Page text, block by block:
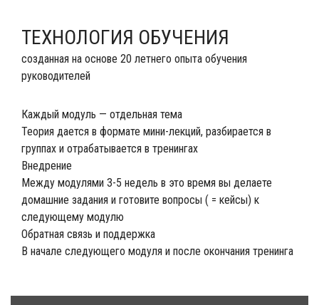
ТЕХНОЛОГИЯ ОБУЧЕНИЯ
созданная на основе 20 летнего опыта обучения
руководителей
Каждый модуль — отдельная тема
Теория дается в формате мини-лекций, разбирается в
группах и отрабатывается в тренингах
Внедрение
Между модулями 3-5 недель в это время вы делаете
домашние задания и готовите вопросы ( = кейсы) к
следующему модулю
Обратная связь и поддержка
В начале следующего модуля и после окончания тренинга